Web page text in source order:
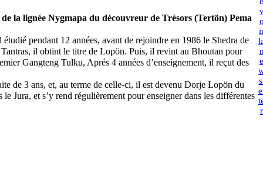
la lignée Nygmapa du découvreur de Trésors (Tertön) Pema
pendant 12 années, avant de rejoindre en 1986 le Shedra de
il obtint le titre de Lopön. Puis, il revint au Bhoutan pour
Gangteng Tulku, Aprés 4 années d’enseignement, il reçut des
de 3 ans, et, au terme de celle-ci, il est devenu Dorje Lopön du
Jura, et s’y rend régulièrement pour enseigner dans les différentes
e
r